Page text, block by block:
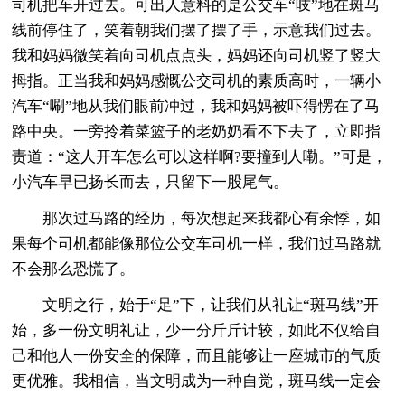
司机把车开过去。可出人意料的是公交车“吱”地在斑马
线前停住了，笑着朝我们摆了摆了手，示意我们过去。
我和妈妈微笑着向司机点点头，妈妈还向司机竖了竖大
拇指。正当我和妈妈感慨公交司机的素质高时，一辆小
汽车“唰”地从我们眼前冲过，我和妈妈被吓得愣在了马
路中央。一旁拎着菜篮子的老奶奶看不下去了，立即指
责道：“这人开车怎么可以这样啊?要撞到人嘞。”可是，
小汽车早已扬长而去，只留下一股尾气。
那次过马路的经历，每次想起来我都心有余悸，如
果每个司机都能像那位公交车司机一样，我们过马路就
不会那么恐慌了。
文明之行，始于“足”下，让我们从礼让“斑马线”开
始，多一份文明礼让，少一分斤斤计较，如此不仅给自
己和他人一份安全的保障，而且能够让一座城市的气质
更优雅。我相信，当文明成为一种自觉，斑马线一定会